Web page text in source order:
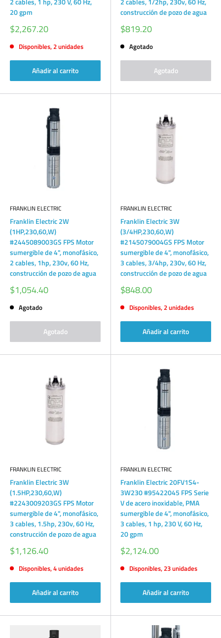
20 gpm
Precio
de
venta
$2,267.20
Disponibles, 2 unidades
Añadir al carrito
construcción de pozo de agua
Precio
de
venta
$819.20
Agotado
Agotado
FRANKLIN ELECTRIC
Franklin Electric 2W
(1HP,230,60,W)
#2445089003GS FPS Motor
sumergible de 4", monofásico,
2 cables, 1hp, 230v, 60 Hz,
construcción de pozo de agua
Precio
de
venta
$1,054.40
Agotado
Agotado
FRANKLIN ELECTRIC
Franklin Electric 3W
(3/4HP,230,60,W)
#2145079004GS FPS Motor
sumergible de 4", monofásico,
3 cables, 3/4hp, 230v, 60 Hz,
construcción de pozo de agua
Precio
de
venta
$848.00
Disponibles, 2 unidades
Añadir al carrito
FRANKLIN ELECTRIC
Franklin Electric 3W
(1.5HP,230,60,W)
#2243009203GS FPS Motor
sumergible de 4", monofásico,
3 cables, 1.5hp, 230v, 60 Hz,
construcción de pozo de agua
Precio
de
venta
$1,126.40
Disponibles, 4 unidades
Añadir al carrito
FRANKLIN ELECTRIC
Franklin Electric 20FV1S4-
3W230 #95422045 FPS Serie
V de acero inoxidable, PMA
sumergible de 4", monofásico,
3 cables, 1 hp, 230 V, 60 Hz,
20 gpm
Precio
de
venta
$2,124.00
Disponibles, 23 unidades
Añadir al carrito